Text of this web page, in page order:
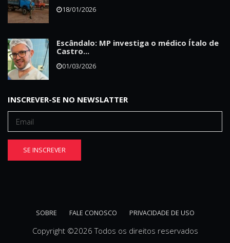
18/01/2026
Escândalo: MP investiga o médico Ítalo de
Castro...
01/03/2026
INSCREVER-SE NO NEWSLATTER
SE INSCREVER
SOBRE FALE CONOSCO PRIVACIDADE DE USO
Copyright ©2026 Todos os direitos reservados